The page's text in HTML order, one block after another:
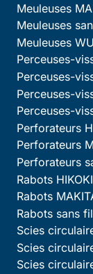
Meuleuses
Meuleuses
Meuleuses
Perceuses-
Perceuses-
Perceuses-
Perceuses-
Perforateurs
Perforateurs
Perforateurs
Rabots
Rabots
Rabots sans
Scies
Scies
Scies